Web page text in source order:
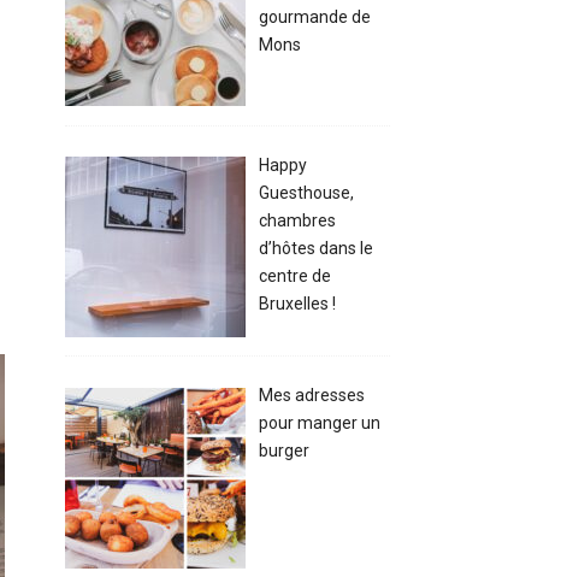
gourmande de
Mons
Happy
Guesthouse,
chambres
d’hôtes dans le
centre de
Bruxelles !
Mes adresses
pour manger un
burger